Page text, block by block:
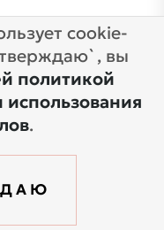
живых
кухонные острова
камня в
помогает
даже в сердце
cookie-
вы
политикой
.